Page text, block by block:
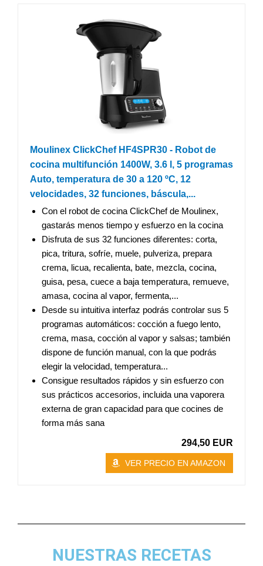
Moulinex ClickChef HF4SPR30 - Robot de
cocina multifunción 1400W, 3.6 l, 5 programas
Auto, temperatura de 30 a 120 ºC, 12
velocidades, 32 funciones, báscula,...
Con el robot de cocina ClickChef de Moulinex,
gastarás menos tiempo y esfuerzo en la cocina
Disfruta de sus 32 funciones diferentes: corta,
pica, tritura, sofríe, muele, pulveriza, prepara
crema, licua, recalienta, bate, mezcla, cocina,
guisa, pesa, cuece a baja temperatura, remueve,
amasa, cocina al vapor, fermenta,...
Desde su intuitiva interfaz podrás controlar sus 5
programas automáticos: cocción a fuego lento,
crema, masa, cocción al vapor y salsas; también
dispone de función manual, con la que podrás
elegir la velocidad, temperatura...
Consigue resultados rápidos y sin esfuerzo con
sus prácticos accesorios, incluida una vaporera
externa de gran capacidad para que cocines de
forma más sana
294,50 EUR
VER PRECIO EN AMAZON
NUESTRAS RECETAS